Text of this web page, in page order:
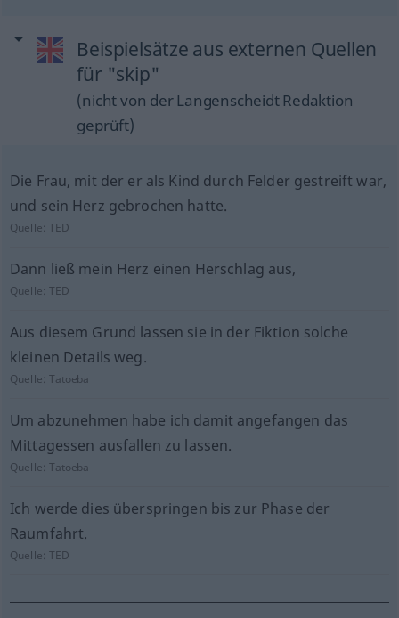
Beispielsätze aus externen Quellen
für "skip"
(nicht von der Langenscheidt Redaktion
geprüft)
Die Frau, mit der er als Kind durch Felder gestreift war,
und sein Herz gebrochen hatte.
Quelle:TED
Dann ließ mein Herz einen Herschlag aus,
Quelle:TED
Aus diesem Grund lassen sie in der Fiktion solche
kleinen Details weg.
Quelle:Tatoeba
Um abzunehmen habe ich damit angefangen das
Mittagessen ausfallen zu lassen.
Quelle:Tatoeba
Ich werde dies überspringen bis zur Phase der
Raumfahrt.
Quelle:TED